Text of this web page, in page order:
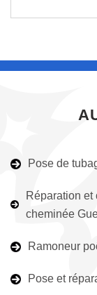
Pose de
Réparation
cheminée
Ramoneur
Pose et